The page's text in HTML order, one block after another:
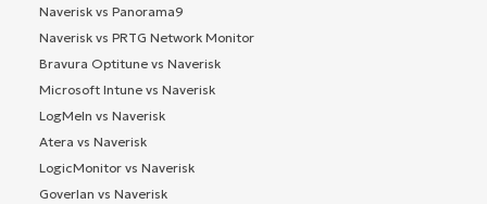
Naverisk vs Panorama9
Naverisk vs PRTG Network Monitor
Bravura Optitune vs Naverisk
Microsoft Intune vs Naverisk
LogMeIn vs Naverisk
Atera vs Naverisk
LogicMonitor vs Naverisk
Goverlan vs Naverisk